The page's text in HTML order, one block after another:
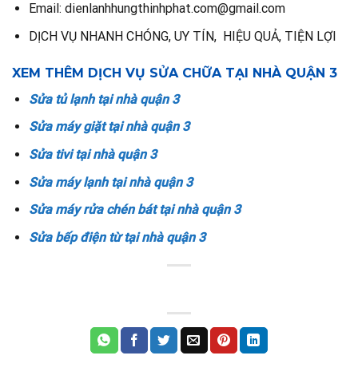
Email: dienlanhhungthinhphat.com@gmail.com
DỊCH VỤ NHANH CHÓNG, UY TÍN, HIỆU QUẢ, TIỆN LỢI
XEM THÊM DỊCH VỤ SỬA CHỮA TẠI NHÀ QUẬN 3
Sửa tủ lạnh tại nhà quận 3
Sửa máy giặt tại nhà quận 3
Sửa tivi tại nhà quận 3
Sửa máy lạnh tại nhà quận 3
Sửa máy rửa chén bát tại nhà quận 3
Sửa bếp điện từ tại nhà quận 3